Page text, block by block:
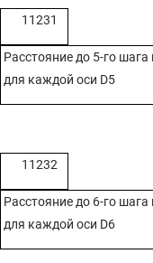
11231
Расстояние до 5-го
для каждой оси D5
11232
Расстояние до 6-го
для каждой оси D6